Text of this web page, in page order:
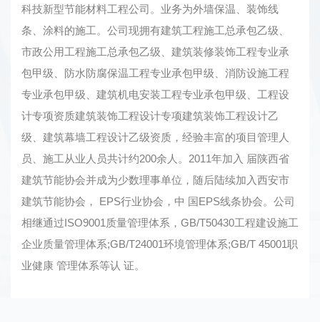
科技新型节能材料工程公司。业务为外墙保温、装饰线
条、涂料的施工。公司现拥有建筑工程施工总承包乙级、
市政公用工程施工总承包乙级、建筑装修装饰工程专业承
包甲级、防水防腐保温工程专业承包甲级、消防设施工程
专业承包甲级、建筑机电安装工程专业承包甲级、工程设
计专项资质建筑装饰工程设计专项建筑装饰工程设计乙
级、建筑幕墙工程设计乙级资质，经验丰富的项目管理人
员、施工从业人员共计约200余人。2011年加入 届陕西省
建筑节能协会并成为少数理事单位，随后陆续加入西安市
建筑节能协会， EPS行业协会，中 国EPS线条协会。公司
相继通过ISO9001质量管理体系，GB/T50430工程建设施工
企业质量管理体系;GB/T24001环境管理体系;GB/T 45001职
业健康 管理体系等认 证。